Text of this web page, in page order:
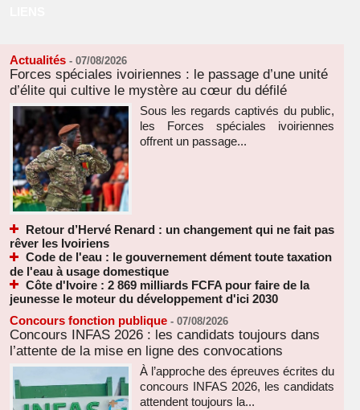
Actualités - 07/08/2026
Forces spéciales ivoiriennes : le passage d’une unité
d’élite qui cultive le mystère au cœur du défilé
Sous les regards captivés du public,
les Forces spéciales ivoiriennes
offrent un passage...
Retour d’Hervé Renard : un changement qui ne fait pas
rêver les Ivoiriens
Code de l'eau : le gouvernement dément toute taxation
de l'eau à usage domestique
Côte d'Ivoire : 2 869 milliards FCFA pour faire de la
jeunesse le moteur du développement d'ici 2030
Concours fonction publique - 07/08/2026
Concours INFAS 2026 : les candidats toujours dans
l’attente de la mise en ligne des convocations
À l’approche des épreuves écrites du
concours INFAS 2026, les candidats
attendent toujours la...